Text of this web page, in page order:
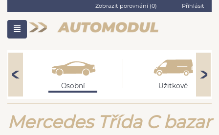
Zobrazit porovnání (0) Přihlásit
Osobní Užitkové
Mercedes Třída C bazar